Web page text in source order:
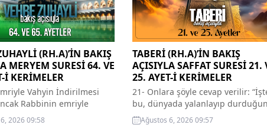
(RH.A)’İN BAKIŞ
MERYEM SURESİ 64. VE
İ KERİMELER
Vahyin İndirilmesi
Rabbinin emriyle
arkamızdaki ve
yalnız O’nundur.
2026 09:58
TABERİ (RH.A)’İN BAKIŞ
AÇISIYLA SAFFAT SURESİ 21.
25. AYET-İ KERİMELER
21- Onlara şöyle cevap verilir:
bu, dünyada yalanlayıp
hüküm günüdür.” Allah teala,
melekler ve müminler o kâfirlere
Ağustos 6, 2026 09:57